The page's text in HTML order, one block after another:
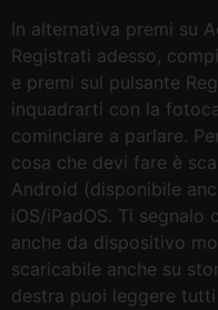
In alternativa premi su
Registrati adesso,
e premi sul pulsante
inquadrarti con la
cominciare a parlare.
cosa che devi fare è
Android (disponibile
iOS/iPadOS. Ti
anche da dispositivo
scaricabile anche su
destra puoi leggere